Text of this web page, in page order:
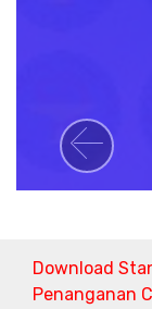
Download
Penanganan